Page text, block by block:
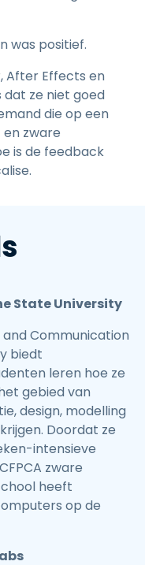
was positief.
After Effects en
dat ze niet goed
die op een
zware
is de feedback
State University
and Communication
biedt
leren hoe ze
gebied van
design, modelling
Doordat ze
intensieve
zware
heeft
op de